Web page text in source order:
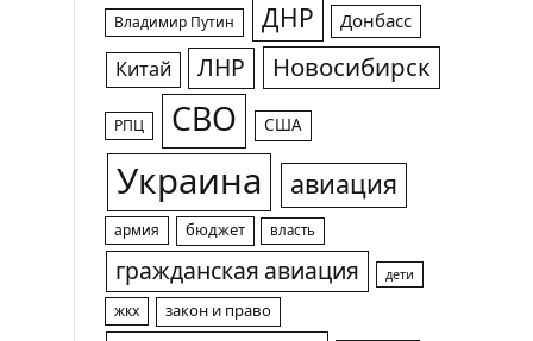
Владимир Путин ДНР Донбасс
Китай ЛНР Новосибирск
РПЦ СВО США
Украина авиация
армия бюджет власть
гражданская авиация дети
жкх закон и право